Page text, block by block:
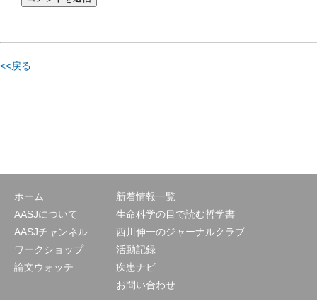
<<戻る
ホーム
AASJについて
AASJチャンネル
ワークショップ
論文ウォッチ
新着情報一覧
生命科学の目で読む哲学書
西川伸一のジャーナルクラブ
活動記録
疾患ナビ
お問い合わせ